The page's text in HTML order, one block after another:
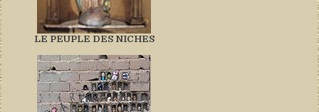
LE PEUPLE DES NICHES